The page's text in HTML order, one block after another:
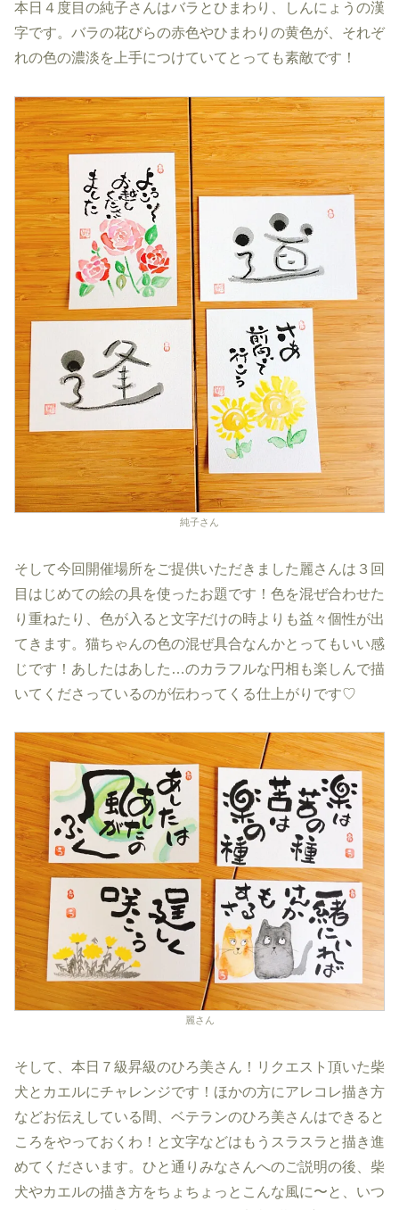
本日４度目の純子さんはバラとひまわり、しんにょうの漢
字です。バラの花びらの赤色やひまわりの黄色が、それぞ
れの色の濃淡を上手につけていてとっても素敵です！
純子さん
そして今回開催場所をご提供いただきました麗さんは３回
目はじめての絵の具を使ったお題です！色を混ぜ合わせた
り重ねたり、色が入ると文字だけの時よりも益々個性が出
てきます。猫ちゃんの色の混ぜ具合なんかとってもいい感
じです！あしたはあした…のカラフルな円相も楽しんで描
いてくださっているのが伝わってくる仕上がりです♡
麗さん
そして、本日７級昇級のひろ美さん！リクエスト頂いた柴
犬とカエルにチャレンジです！ほかの方にアレコレ描き方
などお伝えしている間、ベテランのひろ美さんはできると
ころをやっておくわ！と文字などはもうスラスラと描き進
めてくださいます。ひと通りみなさんへのご説明の後、柴
犬やカエルの描き方をちょちょっとこんな風に〜と、いつ